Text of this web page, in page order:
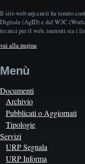
Il sito web urp.cnr.it ha tenuto
Digitale (AgID) e dal W3C
tecnici per il web, inerenti sia i
vai alla pagina
Menù
Documenti
Archivio
Pubblicati o Aggiornati
Tipologie
Servizi
URP Segnala
URP Informa